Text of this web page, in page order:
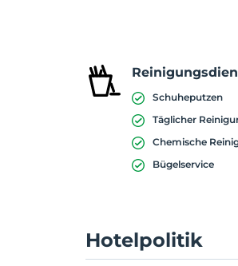
Schuheputzen
Täglicher
Chemische
Bügelservice
Hotelpolitik